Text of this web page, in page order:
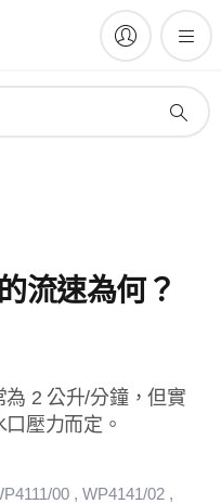
流速為何？
2 公升/分鐘，但實
壓力而定。
00 , WP4141/02 ,